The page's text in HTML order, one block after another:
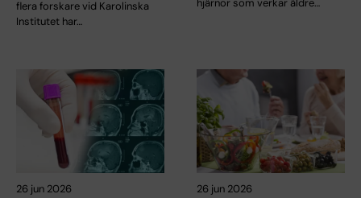
flera forskare vid Karolinska
Institutet har…
26 jun 2026 26 jun 2026